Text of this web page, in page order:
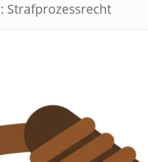
Strafprozessrecht